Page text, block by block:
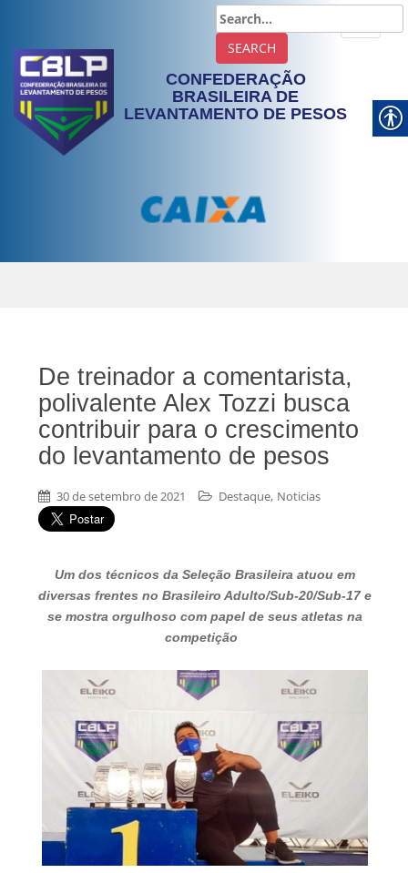
CONFEDERAÇÃO
BRASILEIRA DE
LEVANTAMENTO DE PESOS
De treinador a comentarista,
polivalente Alex Tozzi busca
contribuir para o crescimento
do levantamento de pesos
30 de setembro de 2021 Destaque, Noticias
Um dos técnicos da Seleção Brasileira atuou em
diversas frentes no Brasileiro Adulto/Sub-20/Sub-17 e
se mostra orgulhoso com papel de seus atletas na
competição